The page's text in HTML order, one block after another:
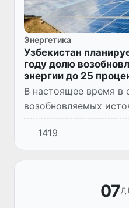
Энергетика
Узбекистан
году долю
энергии до 25
В настоящее время в
возобновляемых
составляет до 10
объема
остальные 90%
1419
07